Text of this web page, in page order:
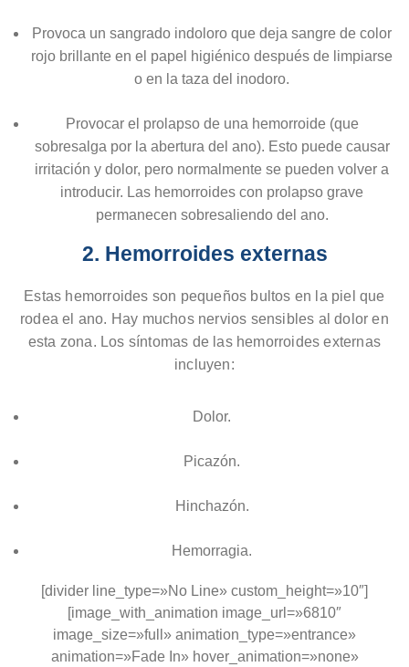
Provoca un sangrado indoloro que deja sangre de color
rojo brillante en el papel higiénico después de limpiarse
o en la taza del inodoro.
Provocar el prolapso de una hemorroide (que
sobresalga por la abertura del ano). Esto puede causar
irritación y dolor, pero normalmente se pueden volver a
introducir. Las hemorroides con prolapso grave
permanecen sobresaliendo del ano.
2. Hemorroides externas
Estas hemorroides son pequeños bultos en la piel que
rodea el ano. Hay muchos nervios sensibles al dolor en
esta zona. Los síntomas de las hemorroides externas
incluyen:
Dolor.
Picazón.
Hinchazón.
Hemorragia.
[divider line_type=»No Line» custom_height=»10″]
[image_with_animation image_url=»6810″
image_size=»full» animation_type=»entrance»
animation=»Fade In» hover_animation=»none»